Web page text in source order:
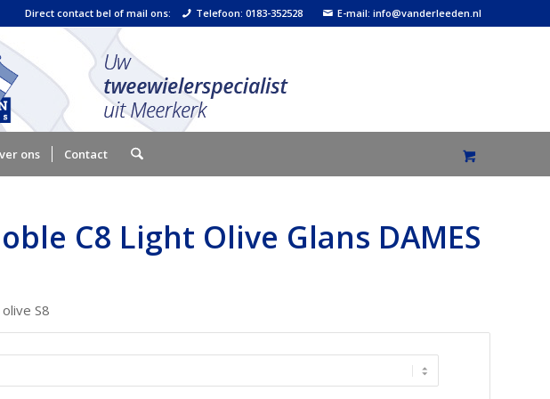
Direct contact bel of mail ons: Telefoon: 0183-352528 E-mail: info@vanderleeden.nl
ons Contact
C8 Light Olive Glans DAMES
S8